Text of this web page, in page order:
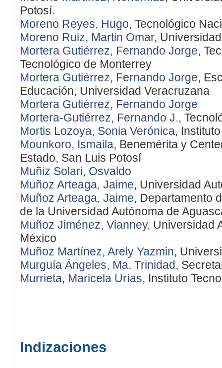
Potosí.
Moreno Reyes, Hugo, Tecnológico
Moreno Ruiz, Martin Omar,
Mortera Gutiérrez, Fernando Jorge,
Tecnológico de Monterrey
Mortera Gutiérrez, Fernando Jorge,
Educación, Universidad Veracruzana
Mortera Gutiérrez, Fernando Jorge
Mortera-Gutiérrez, Fernando J.,
Mortis Lozoya, Sonia Verónica,
Mounkoro, Ismaila, Benemérita y
Estado, San Luis Potosí
Muñiz Solari, Osvaldo
Muñoz Arteaga, Jaime, Universidad
Muñoz Arteaga, Jaime, Departamento
de la Universidad Autónoma de
Muñoz Jiménez, Vianney, Universidad
México
Muñoz Martínez, Arely Yazmin,
Murguía Ángeles, Ma. Trinidad,
Murrieta, Maricela Urías, Instituto
Indizaciones